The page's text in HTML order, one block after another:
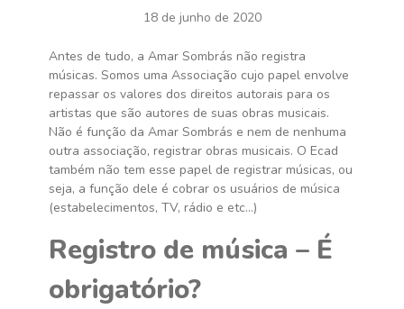
18 de junho de 2020
Antes de tudo, a Amar Sombrás não registra
músicas. Somos uma Associação cujo papel envolve
repassar os valores dos direitos autorais para os
artistas que são autores de suas obras musicais.
Não é função da Amar Sombrás e nem de nenhuma
outra associação, registrar obras musicais. O Ecad
também não tem esse papel de registrar músicas, ou
seja, a função dele é cobrar os usuários de música
(estabelecimentos, TV, rádio e etc…)
Registro de música – É
obrigatório?